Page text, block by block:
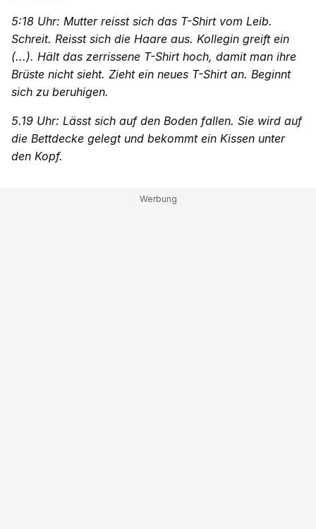
5:18 Uhr: Mutter reisst sich das T-Shirt vom Leib.
Schreit. Reisst sich die Haare aus. Kollegin greift ein
(...). Hält das zerrissene T-Shirt hoch, damit man ihre
Brüste nicht sieht. Zieht ein neues T-Shirt an. Beginnt
sich zu beruhigen.
5.19 Uhr: Lässt sich auf den Boden fallen. Sie wird auf
die Bettdecke gelegt und bekommt ein Kissen unter
den Kopf.